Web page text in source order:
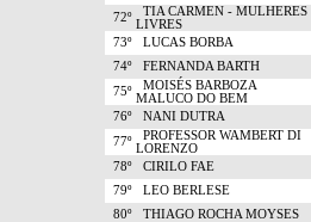
72º
TIA CARMEN - MULHERES
LIVRES
73º
LUCAS BORBA
74º
FERNANDA BARTH
75º
MOISÉS BARBOZA
MALUCO DO BEM
76º
NANI DUTRA
77º
PROFESSOR WAMBERT DI
LORENZO
78º
CIRILO FAE
79º
LEO BERLESE
80º
THIAGO ROCHA MOYSES